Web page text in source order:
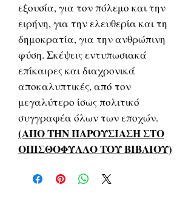
εξουσία, για τον πόλεμο και την
ειρήνη, για την ελευθερία και τη
δημοκρατία, για την ανθρώπινη
φύση. Σκέψεις εντυπωσιακά
επίκαιρες και διαχρονικά
αποκαλυπτικές, από τον
μεγαλύτερο ίσως πολιτικό
συγγραφέα όλων των εποχών.
(ΑΠΟ ΤΗΝ ΠΑΡΟΥΣΙΑΣΗ ΣΤΟ
ΟΠΙΣΘΟΦΥΛΛΟ ΤΟΥ ΒΙΒΛΙΟΥ)